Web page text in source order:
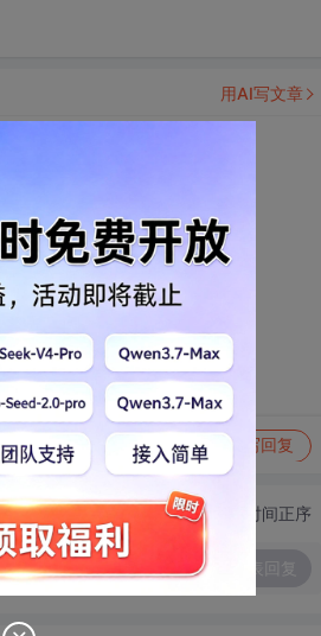
75663497?
写回复
用AI写文章
切换为时间正序